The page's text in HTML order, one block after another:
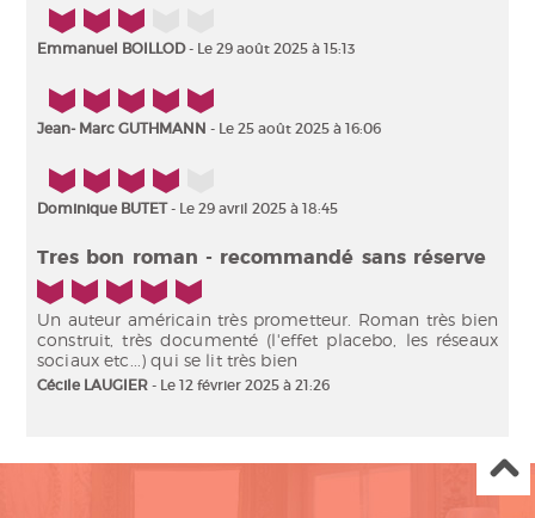
3/5
Emmanuel BOILLOD- Le 29 août 2025 à 15:13
5/5
Jean- Marc GUTHMANN - Le 25 août 2025 à 16:06
4/5
Dominique BUTET- Le 29 avril 2025 à 18:45
Tres bon roman - recommandé sans réserve
Un auteur américain très prometteur. Roman très bien
construit, très documenté (l'effet placebo, les réseaux
sociaux etc...) qui se lit très bien
Cécile LAUGIER - Le 12 février 2025 à 21:26